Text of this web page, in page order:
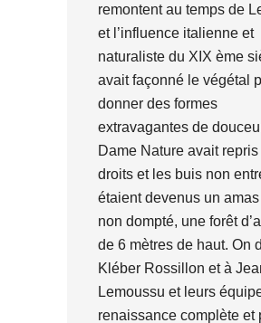
remontent au temps de
et l’influence italienne et
naturaliste du XIX ème
avait façonné le végétal
donner des formes
extravagantes de
Dame Nature avait
droits et les buis non
étaient devenus un amas
non dompté, une forêt
de 6 mètres de haut. On
Kléber Rossillon et à
Lemoussu et leurs
renaissance complète et